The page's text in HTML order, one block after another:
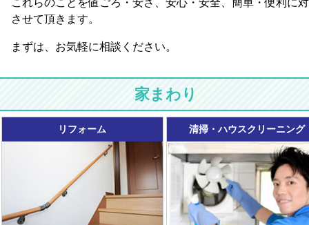
これらのことを値ごろ・安さ、安心・安全、簡単・便利に
させて頂きます。
まずは、お気軽に相談ください。
家まわり
リフォーム 清掃・ハウスクリーニング